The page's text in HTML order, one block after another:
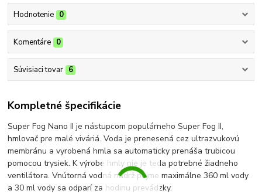
Hodnotenie 0
Komentáre 0
Súvisiaci tovar 6
Kompletné špecifikácie
Super Fog Nano II je nástupcom populárneho Super Fog II,
hmlovač pre malé viváriá. Voda je prenesená cez ultrazvukovú
membránu a vyrobená hmla sa automaticky prenáša trubicou
pomocou trysiek. K výrobe hmly nie je teda potrebné žiadneho
ventilátora. Vnútorná vodná nádrž pojme maximálne 360 ml vody
a 30 ml vody sa odparí za hodinu prevádzky.